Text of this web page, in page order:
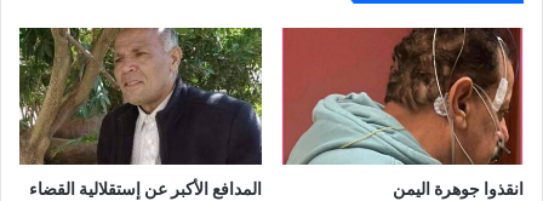
انقذوا جوهرة اليمن المدافع الأكبر عن إستقلالية القضاء